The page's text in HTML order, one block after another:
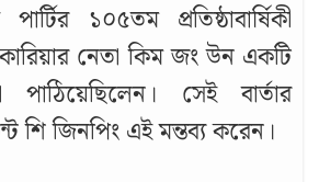
১০৫তম প্রতিষ্ঠাবার্ষিকী
নেতা কিম জং উন একটি
পাঠিয়েছিলেন। সেই বার্তার
শি জিনপিং এই মন্তব্য করেন।